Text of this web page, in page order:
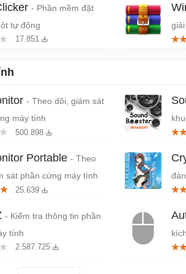
- Phần mềm đặt
tự động
17.851
- Theo dõi, giám sát
máy tính
500.898
Portable - Theo
sát phần cứng máy tính
25.639
- Kiểm tra thông tin phần
tính
2.587.725